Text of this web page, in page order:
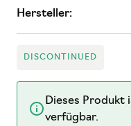
Hersteller:
DISCONTINUED
Dieses Produkt
verfügbar.